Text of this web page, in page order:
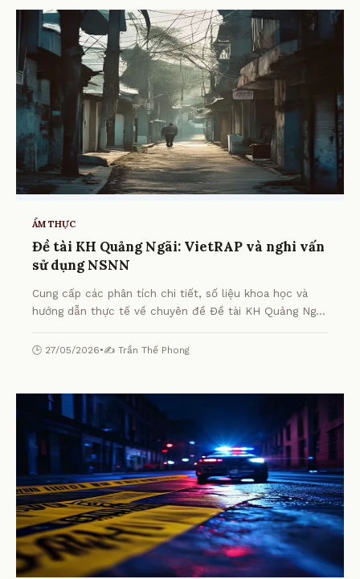
ẨM THỰC
Đề tài KH Quảng Ngãi: VietRAP và nghi vấn
sử dụng NSNN
Cung cấp các phân tích chi tiết, số liệu khoa học và
hướng dẫn thực tế về chuyên đề Đề tài KH Quảng Ngãi:
🕒 27/05/2026•✍️ Trần Thế Phong